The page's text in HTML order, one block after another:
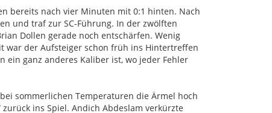
bereits nach vier Minuten mit 0:1 hinten. Nach
und traf zur SC-Führung. In der zwölften
Dollen gerade noch entschärfen. Wenig
war der Aufsteiger schon früh ins Hintertreffen
ein ganz anderes Kaliber ist, wo jeder Fehler
sommerlichen Temperaturen die Ärmel hoch
ins Spiel. Andich Abdeslam verkürzte